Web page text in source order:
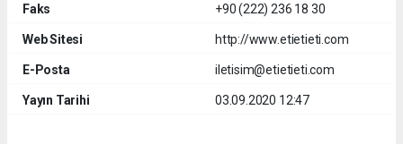
Faks +90 (222) 236 18 30
Web Sitesi http://www.etietieti.com
E-Posta iletisim@etietieti.com
Yayın Tarihi 03.09.2020 12:47